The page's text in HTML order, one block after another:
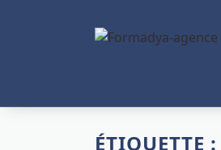
ÉTIQUETTE :